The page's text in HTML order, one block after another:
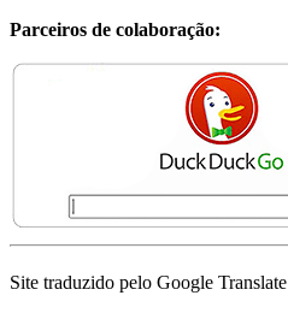
Parceiros de colaboração:
Site traduzido pelo Google Translate